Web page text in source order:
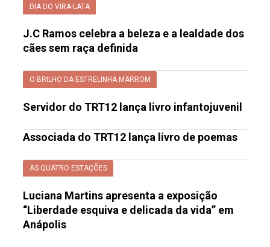
DIA DO VIRA-LATA
J.C Ramos celebra a beleza e a lealdade dos
cães sem raça definida
O BRILHO DA ESTRELINHA MARROM
Servidor do TRT12 lança livro infantojuvenil
Associada do TRT12 lança livro de poemas
AS QUATRO ESTAÇÕES
Luciana Martins apresenta a exposição
“Liberdade esquiva e delicada da vida” em
Anápolis